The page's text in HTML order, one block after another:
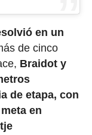
en un
de cinco
Braidot y
de etapa, con
en